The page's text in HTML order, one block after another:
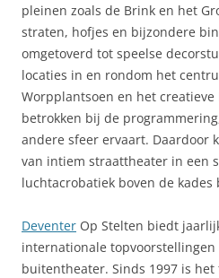
pleinen zoals de Brink en het
straten, hofjes en bijzondere
omgetoverd tot speelse
locaties in en rondom het
Worpplantsoen en het
betrokken bij de
andere sfeer ervaart. Daardoor
van intiem straattheater in een
luchtacrobatiek boven de kades
Deventer Op Stelten biedt
internationale topvoorstellingen
buitentheater. Sinds 1997 is